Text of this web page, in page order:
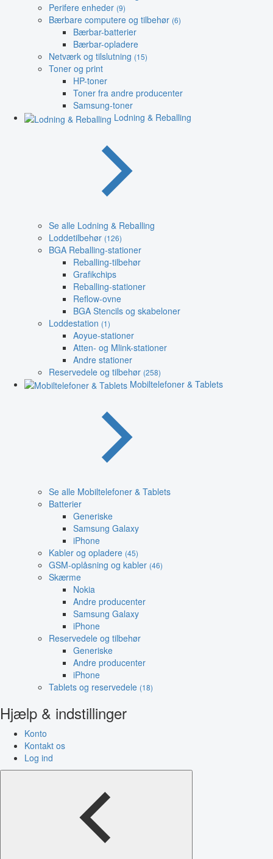
Perifere enheder (9)
Bærbare computere og tilbehør (6)
Bærbar-batterier
Bærbar-opladere
Netværk og tilslutning (15)
Toner og print
HP-toner
Toner fra andre producenter
Samsung-toner
Lodning & Reballing
Se alle Lodning & Reballing
Loddetilbehør (126)
BGA Reballing-stationer
Reballing-tilbehør
Grafikchips
Reballing-stationer
Reflow-ovne
BGA Stencils og skabeloner
Loddestation (1)
Aoyue-stationer
Atten- og Mlink-stationer
Andre stationer
Reservedele og tilbehør (258)
Mobiltelefoner & Tablets
Se alle Mobiltelefoner & Tablets
Batterier
Generiske
Samsung Galaxy
iPhone
Kabler og opladere (45)
GSM-oplåsning og kabler (46)
Skærme
Nokia
Andre producenter
Samsung Galaxy
iPhone
Reservedele og tilbehør
Generiske
Andre producenter
iPhone
Tablets og reservedele (18)
Hjælp & indstillinger
Konto
Kontakt os
Log ind